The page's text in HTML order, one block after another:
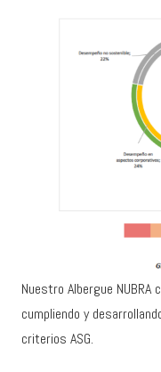
Nuestro Albergue
cumpliendo y
criterios ASG.